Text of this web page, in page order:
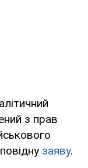
з прав
заяву.